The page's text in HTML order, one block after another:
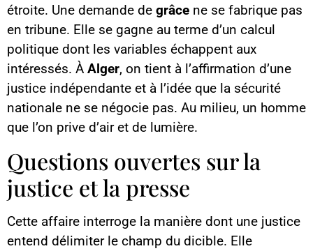
étroite. Une demande de grâce ne se fabrique pas
en tribune. Elle se gagne au terme d’un calcul
politique dont les variables échappent aux
intéressés. À Alger, on tient à l’affirmation d’une
justice indépendante et à l’idée que la sécurité
nationale ne se négocie pas. Au milieu, un homme
que l’on prive d’air et de lumière.
Questions ouvertes sur la
justice et la presse
Cette affaire interroge la manière dont une justice
entend délimiter le champ du dicible. Elle